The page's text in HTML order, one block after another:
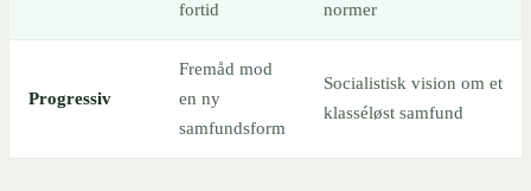
fortid
normer
Progressiv
Fremåd mod
en ny
samfundsform
Socialistisk vision om et
klasséløst samfund